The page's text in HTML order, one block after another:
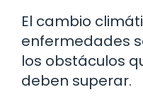
El cambio
enfermedades
los obstáculos
deben superar.